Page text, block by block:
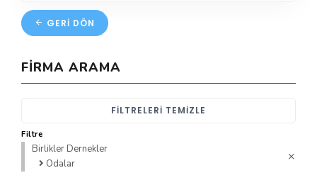
GERI DÖN
FIRMA ARAMA
FILTRELERI TEMIZLE
Filtre
Birlikler Dernekler
Odalar